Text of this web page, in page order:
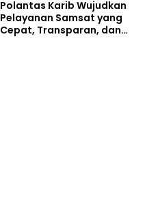
Polantas Karib Wujudkan
Pelayanan Samsat yang
Cepat, Transparan, dan